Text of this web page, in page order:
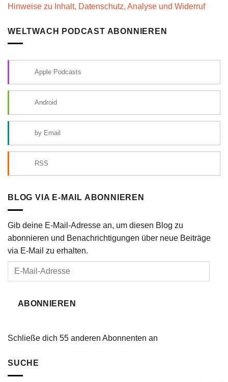
Hinweise zu Inhalt, Datenschutz, Analyse und Widerruf
WELTWACH PODCAST ABONNIEREN
Apple Podcasts
Android
by Email
RSS
BLOG VIA E-MAIL ABONNIEREN
Gib deine E-Mail-Adresse an, um diesen Blog zu
abonnieren und Benachrichtigungen über neue Beiträge
via E-Mail zu erhalten.
ABONNIEREN
Schließe dich 55 anderen Abonnenten an
SUCHE